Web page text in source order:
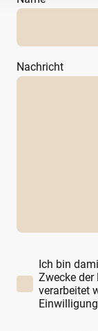
Nachricht
Ich bin
Zwecke
verarbeitet